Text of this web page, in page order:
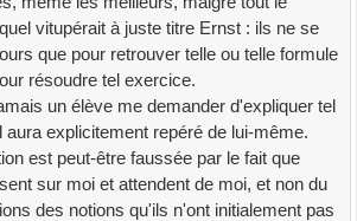
vitupérait à juste titre Ernst : ils ne se
que pour retrouver telle ou telle formule
résoudre tel exercice.
un élève me demander d'expliquer tel
aura explicitement repéré de lui-même.
est peut-être faussée par le fait que
sur moi et attendent de moi, et non du
des notions qu'ils n'ont initialement pas